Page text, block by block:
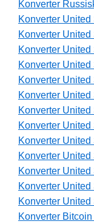
Konverter
Konverter
Konverter
Konverter
Konverter
Konverter
Konverter
Konverter
Konverter
Konverter
Konverter
Konverter
Konverter
Konverter
Konverter